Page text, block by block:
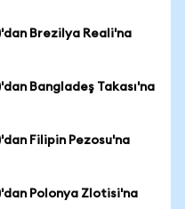
Brezilya Reali'na
Bangladeş Takası'na
Filipin Pezosu'na
Polonya Zlotisi'na